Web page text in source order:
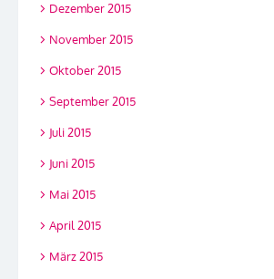
Dezember 2015
November 2015
Oktober 2015
September 2015
Juli 2015
Juni 2015
Mai 2015
April 2015
März 2015